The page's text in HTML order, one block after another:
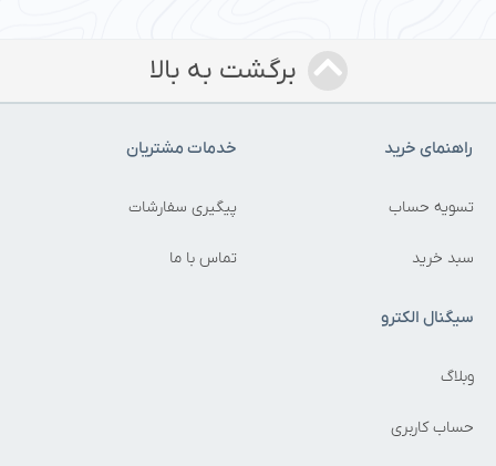
برگشت به بالا
خرید
حساب
خرید
خدمات مشتریان
پیگیری سفارشات
تماس با ما
الکترو
کاربری